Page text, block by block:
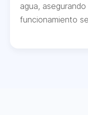
agua,
funcionamiento